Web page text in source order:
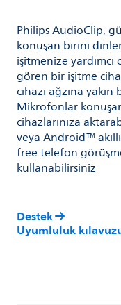
Philips AudioClip,
konuşan birini
işitmenize
gören bir işitme
cihazı ağzına
Mikrofonlar
cihazlarınıza
veya Android™
free telefon
kullanabilirsiniz
Destek
Uyumluluk